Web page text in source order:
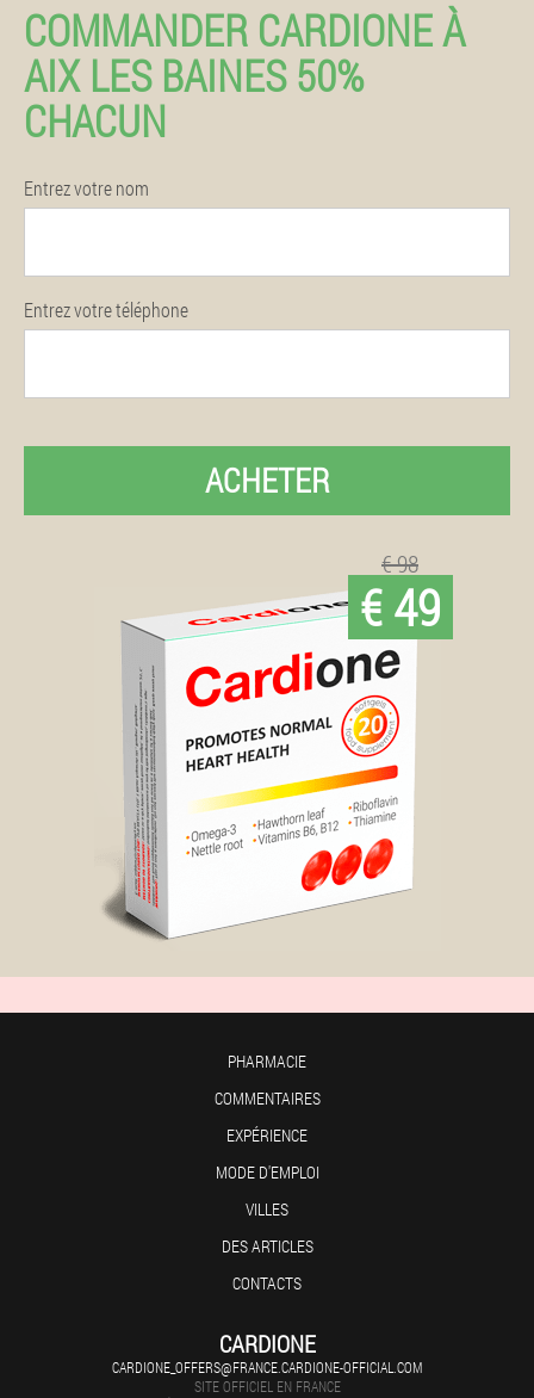
COMMANDER CARDIONE À
AIX LES BAINES 50%
CHACUN
Entrez votre nom
Entrez votre téléphone
ACHETER
€ 98
€ 49
PHARMACIE
COMMENTAIRES
EXPÉRIENCE
MODE D'EMPLOI
VILLES
DES ARTICLES
CONTACTS
CARDIONE
CARDIONE_OFFERS@FRANCE.CARDIONE-OFFICIAL.COM
SITE OFFICIEL EN FRANCE